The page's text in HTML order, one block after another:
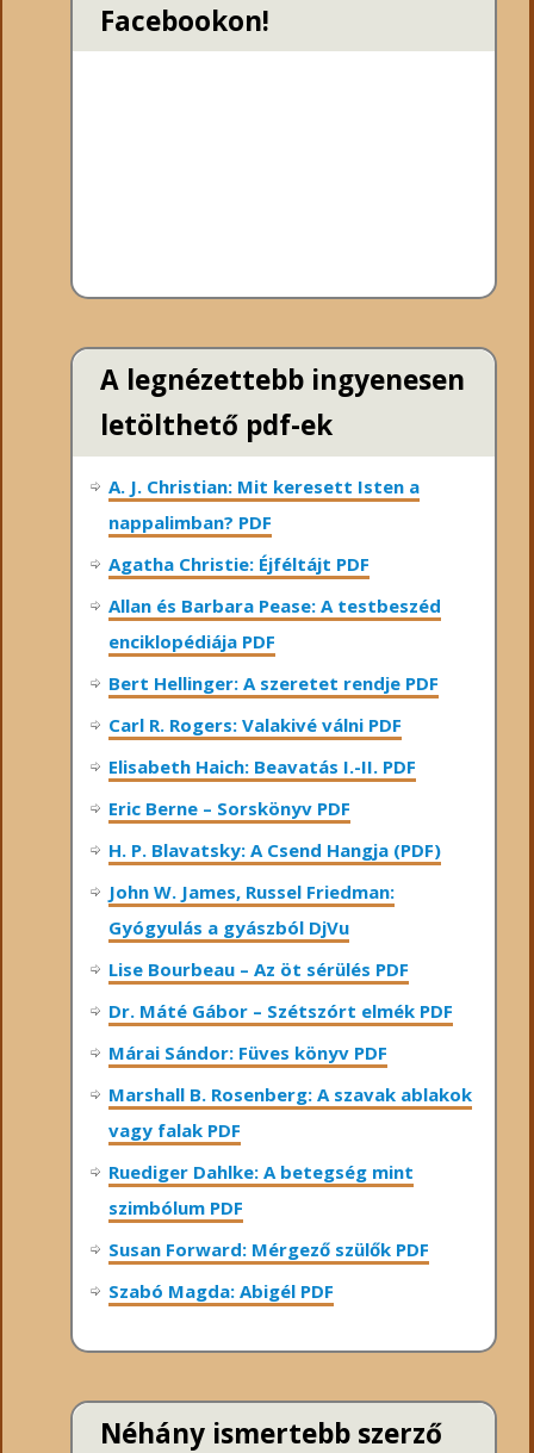
Facebookon!
A legnézettebb ingyenesen
letölthető pdf-ek
A. J. Christian: Mit keresett Isten a
nappalimban? PDF
Agatha Christie: Éjféltájt PDF
Allan és Barbara Pease: A testbeszéd
enciklopédiája PDF
Bert Hellinger: A ​szeretet rendje PDF
Carl R. Rogers: Valakivé válni PDF
Elisabeth Haich: Beavatás I.-II. PDF
Eric Berne – Sorskönyv PDF
H. P. Blavatsky: A Csend Hangja (PDF)
John W. James, Russel Friedman:
Gyógyulás a gyászból DjVu
Lise Bourbeau – Az öt sérülés PDF
Dr. Máté Gábor – Szétszórt elmék PDF
Márai Sándor: Füves könyv PDF
Marshall B. Rosenberg: A szavak ablakok
vagy falak PDF
Ruediger Dahlke: A betegség mint
szimbólum PDF
Susan Forward: Mérgező szülők PDF
Szabó Magda: Abigél PDF
Néhány ismertebb szerző